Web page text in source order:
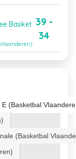
Basket 39 -
34
(Basketbal
(Basketbal